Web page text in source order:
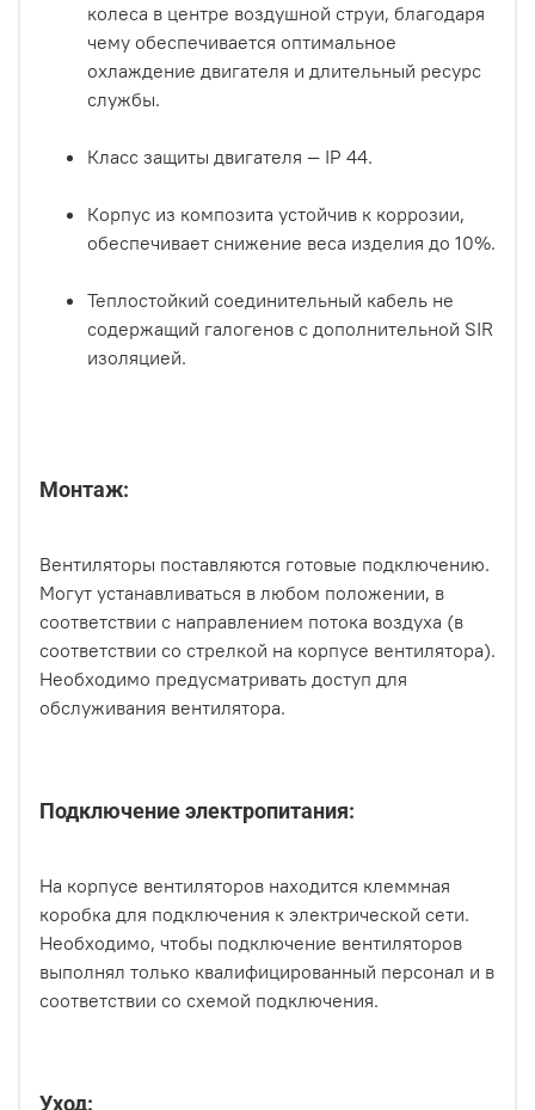
колеса в центре воздушной струи, благодаря
чему обеспечивается оптимальное
охлаждение двигателя и длительный ресурс
службы.
Класс защиты двигателя — IP 44.
Корпус из композита устойчив к коррозии,
обеспечивает снижение веса изделия до 10%.
Теплостойкий соединительный кабель не
содержащий галогенов с дополнительной SIR
изоляцией.
Монтаж:
Вентиляторы поставляются готовые подключению.
Могут устанавливаться в любом положении, в
соответствии с направлением потока воздуха (в
соответствии со стрелкой на корпусе вентилятора).
Необходимо предусматривать доступ для
обслуживания вентилятора.
Подключение электропитания:
На корпусе вентиляторов находится клеммная
коробка для подключения к электрической сети.
Необходимо, чтобы подключение вентиляторов
выполнял только квалифицированный персонал и в
соответствии со схемой подключения.
Уход: